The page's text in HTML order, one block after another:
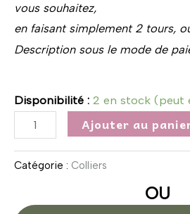
vous souhaitez,
en faisant simplement 2 tours,
Description sous le mode de
Disponibilité : 2 en stock (peut
Ajouter au
Catégorie : Colliers
OU